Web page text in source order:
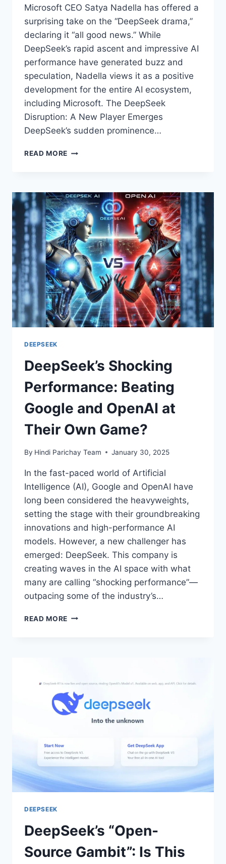
Microsoft CEO Satya Nadella has offered a
surprising take on the “DeepSeek drama,”
declaring it “all good news.” While
DeepSeek’s rapid ascent and impressive AI
performance have generated buzz and
speculation, Nadella views it as a positive
development for the entire AI ecosystem,
including Microsoft. The DeepSeek
Disruption: A New Player Emerges
DeepSeek’s sudden prominence…
READ MORE MICROSOFT’S
RISE:
“A
WIN
FOR
AI”
DEEPSEEK
DeepSeek’s Shocking
Performance: Beating
Google and OpenAI at
Their Own Game?
By Hindi Parichay Team January 30, 2025
In the fast-paced world of Artificial
Intelligence (AI), Google and OpenAI have
long been considered the heavyweights,
setting the stage with their groundbreaking
innovations and high-performance AI
models. However, a new challenger has
emerged: DeepSeek. This company is
creating waves in the AI space with what
many are calling “shocking performance”—
outpacing some of the industry’s…
READ MORE DEEPSEEK’S
AT
THEIR
OWN
GAME?
DEEPSEEK
DeepSeek’s “Open-
Source Gambit”: Is This